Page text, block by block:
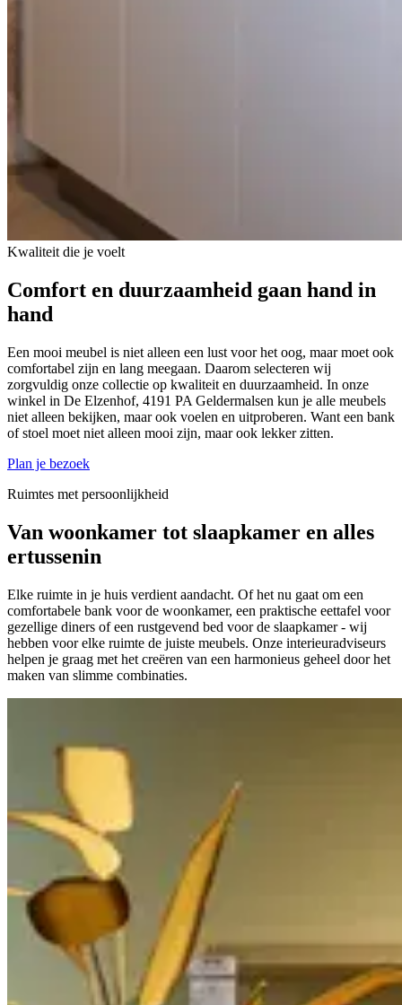
Kwaliteit die je voelt
Comfort en duurzaamheid gaan hand in
hand
Een mooi meubel is niet alleen een lust voor het oog, maar moet ook
comfortabel zijn en lang meegaan. Daarom selecteren wij
zorgvuldig onze collectie op kwaliteit en duurzaamheid. In onze
winkel in De Elzenhof, 4191 PA Geldermalsen kun je alle meubels
niet alleen bekijken, maar ook voelen en uitproberen. Want een bank
of stoel moet niet alleen mooi zijn, maar ook lekker zitten.
Plan je bezoek
Ruimtes met persoonlijkheid
Van woonkamer tot slaapkamer en alles
ertussenin
Elke ruimte in je huis verdient aandacht. Of het nu gaat om een
comfortabele bank voor de woonkamer, een praktische eettafel voor
gezellige diners of een rustgevend bed voor de slaapkamer - wij
hebben voor elke ruimte de juiste meubels. Onze interieuradviseurs
helpen je graag met het creëren van een harmonieus geheel door het
maken van slimme combinaties.